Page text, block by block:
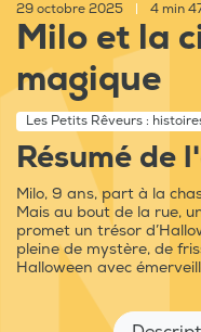
29 octobre 2025 4 min
Milo et la
magique
Les Petits Rêveurs :
Résumé de
Milo, 9 ans, part à la
Mais au bout de la rue,
promet un trésor
pleine de mystère, de
Halloween avec